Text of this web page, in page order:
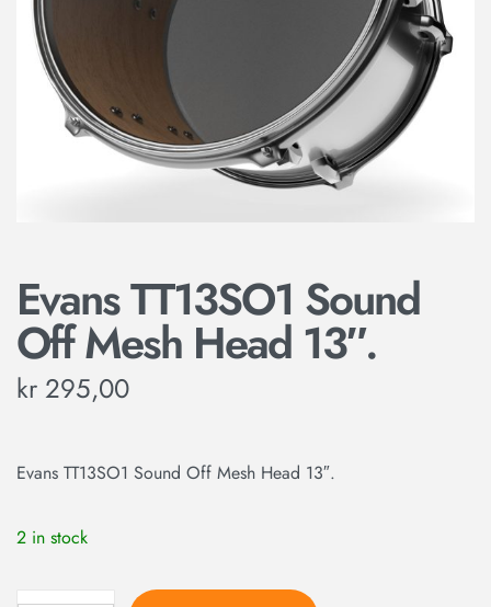
Evans TT13SO1 Sound
Off Mesh Head 13″.
kr 295,00
Evans TT13SO1 Sound Off Mesh Head 13″.
2 in stock